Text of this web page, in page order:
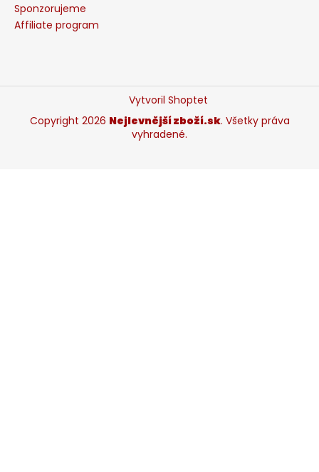
Sponzorujeme
Affiliate program
Vytvoril Shoptet
Copyright 2026 Nejlevnější zboží.sk. Všetky práva
vyhradené.